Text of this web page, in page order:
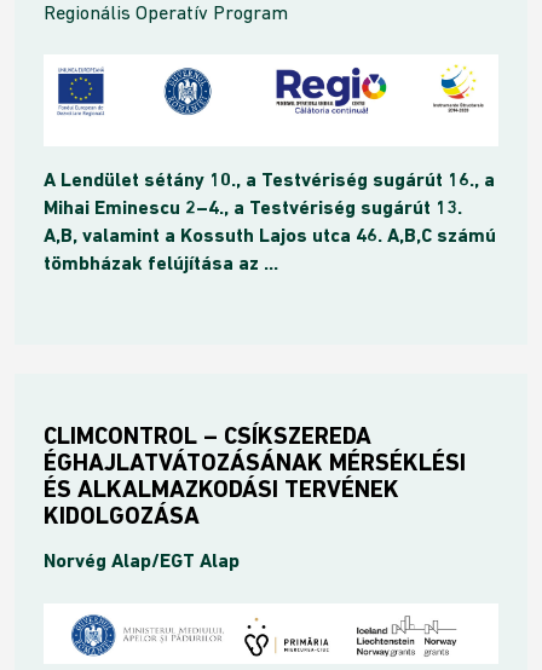
Regionális Operatív Program
A Lendület sétány 10., a Testvériség sugárút 16., a
Mihai Eminescu 2–4., a Testvériség sugárút 13.
A,B, valamint a Kossuth Lajos utca 46. A,B,C számú
tömbházak felújítása az ...
CLIMCONTROL – CSÍKSZEREDA
ÉGHAJLATVÁTOZÁSÁNAK MÉRSÉKLÉSI
ÉS ALKALMAZKODÁSI TERVÉNEK
KIDOLGOZÁSA
Norvég Alap/EGT Alap